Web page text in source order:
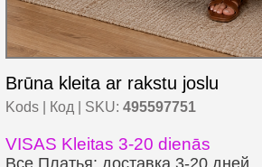
Brūna kleita ar rakstu joslu
Kods | Код | SKU: 495597751
VISAS Kleitas 3-20 dienās